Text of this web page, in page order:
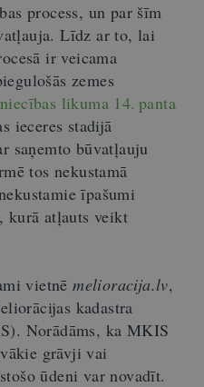
process, un par šīm
Līdz ar to, lai
ir veicama
zemes
likuma 14. panta
ieceres stadijā
saņemto būvatļauju
tos nekustamā
īpašumi
kurā atļauts veikt
vietnēmelioracija.lv,
kadastra
Norādāms, ka MKIS
grāvji vai
ūdeni var novadīt.